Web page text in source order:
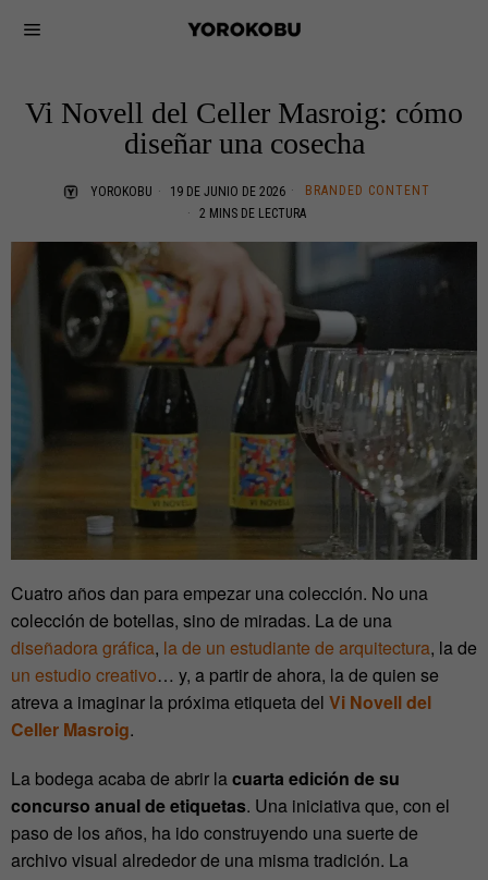
Vi Novell del Celler Masroig: cómo
diseñar una cosecha
YOROKOBU 19 DE JUNIO DE 2026
BRANDED CONTENT
2 MINS DE LECTURA
Cuatro años dan para empezar una colección. No una
colección de botellas, sino de miradas. La de una
diseñadora gráfica, la de un estudiante de arquitectura, la de
un estudio creativo… y, a partir de ahora, la de quien se
atreva a imaginar la próxima etiqueta del Vi Novell del
Celler Masroig.
La bodega acaba de abrir lacuarta edición de su
concurso anual de etiquetas. Una iniciativa que, con el
paso de los años, ha ido construyendo una suerte de
archivo visual alrededor de una misma tradición. La